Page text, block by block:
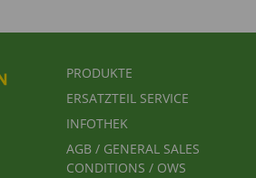
FUSSBEREICHSMENÜ
PRODUKTE
ERSATZTEIL SERVICE
INFOTHEK
AGB / GENERAL SALES
CONDITIONS / OWS